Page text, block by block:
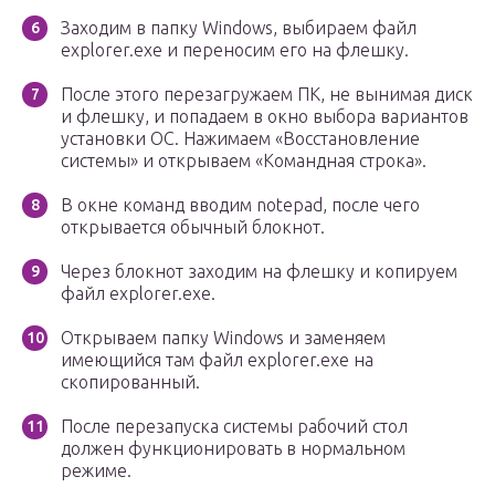
Заходим в папку Windows, выбираем файл
explorer.exe и переносим его на флешку.
После этого перезагружаем ПК, не вынимая диск
и флешку, и попадаем в окно выбора вариантов
установки ОС. Нажимаем «Восстановление
системы» и открываем «Командная строка».
В окне команд вводим notepad, после чего
открывается обычный блокнот.
Через блокнот заходим на флешку и копируем
файл explorer.exe.
Открываем папку Windows и заменяем
имеющийся там файл explorer.exe на
скопированный.
После перезапуска системы рабочий стол
должен функционировать в нормальном
режиме.